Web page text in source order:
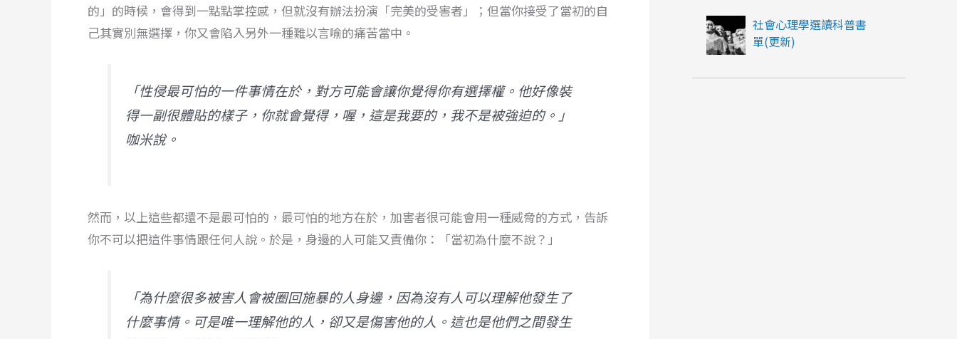
的」的時候，會得到一點點掌控感，但就沒有辦法扮演「完美的受害者」；但當你接受了當初的自
己其實別無選擇，你又會陷入另外一種難以言喻的痛苦當中。
「性侵最可怕的一件事情在於，對方可能會讓你覺得你有選擇權。他好像裝
得一副很體貼的樣子，你就會覺得，喔，這是我要的，我不是被強迫的。」
咖米說。
然而，以上這些都還不是最可怕的，最可怕的地方在於，加害者很可能會用一種威脅的方式，告訴
你不可以把這件事情跟任何人說。於是，身邊的人可能又責備你：「當初為什麼不說？」
「為什麼很多被害人會被圈回施暴的人身邊，因為沒有人可以理解他發生了
什麼事情。可是唯一理解他的人，卻又是傷害他的人。這也是他們之間發生
社會心理學選讀科普書
單(更新)